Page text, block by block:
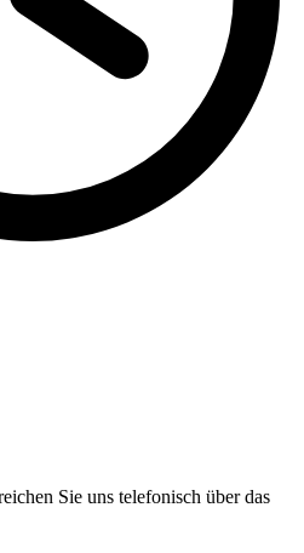
Sie uns telefonisch über das